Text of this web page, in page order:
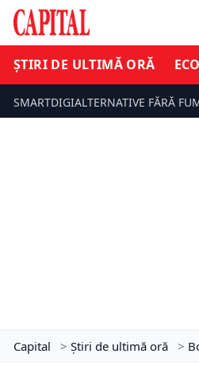
ȘTIRI DE ULTIMĂ ORĂ
SMARTDIGIALTERNATIVE FĂRĂ
Capital > Știri de ultimă oră >